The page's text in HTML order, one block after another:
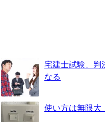
宅建士試験、判
なる
使い方は無限大